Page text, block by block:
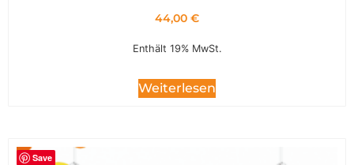
44,00 €
Enthält 19% MwSt.
Weiterlesen
Save